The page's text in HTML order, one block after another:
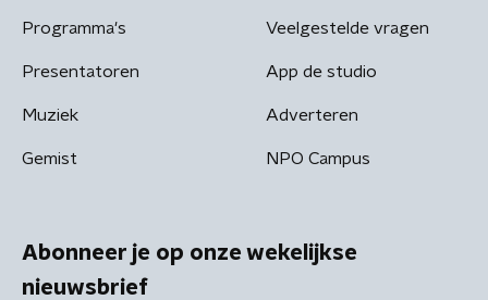
Programma's
Presentatoren
Muziek
Gemist
Veelgestelde vragen
App de studio
Adverteren
NPO Campus
Abonneer je op onze wekelijkse
nieuwsbrief